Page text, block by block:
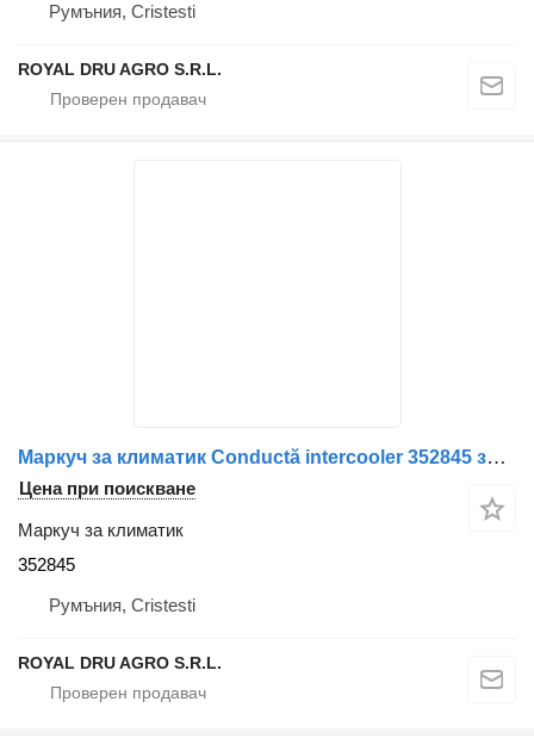
Румъния, Cristesti
ROYAL DRU AGRO S.R.L.
Маркуч за климатик Conductă intercooler 352845 за камион Scania cot 90 grade, metalică, second-hand
Цена при поискване
Маркуч за климатик
352845
Румъния, Cristesti
ROYAL DRU AGRO S.R.L.